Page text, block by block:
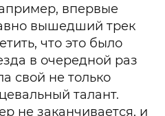
впервые
вышедший трек
что это было
в очередной раз
свой не только
талант.
не заканчивается, и